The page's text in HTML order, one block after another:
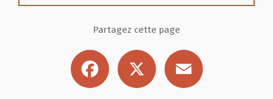
Partagez cette page
Facebook